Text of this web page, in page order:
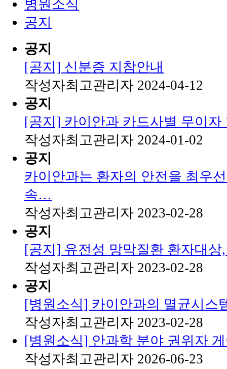
병원소식
공지
공지
[공지] 신분증 지참안내
작성자최고관리자 2024-04-12
공지
[공지] 카이안과 카드사별 무이자
작성자최고관리자 2024-01-02
공지
카이안과는 환자의 안전을 최우
속…
작성자최고관리자 2023-02-28
공지
[공지] 유전성 망막질환 환자대
작성자최고관리자 2023-02-28
공지
[병원소식] 카이안과의 멸균시스
작성자최고관리자 2023-02-28
[병원소식] 안과학 분야 권위자
작성자최고관리자 2026-06-23